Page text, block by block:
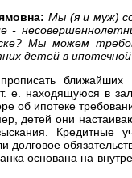
Мы (я и муж)
-
Мы можем
детей в
е. находящуюся в
об ипотеке
детей они
Кредитные
долговое
основана на